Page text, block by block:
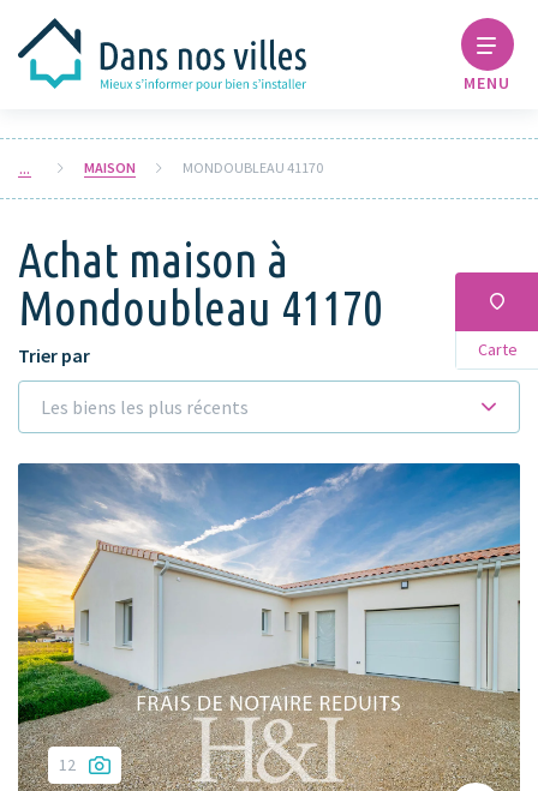
MENU
MAISON MONDOUBLEAU 41170
Achat maison à
Mondoubleau 41170
Carte
Trier par
Les biens les plus récents
12